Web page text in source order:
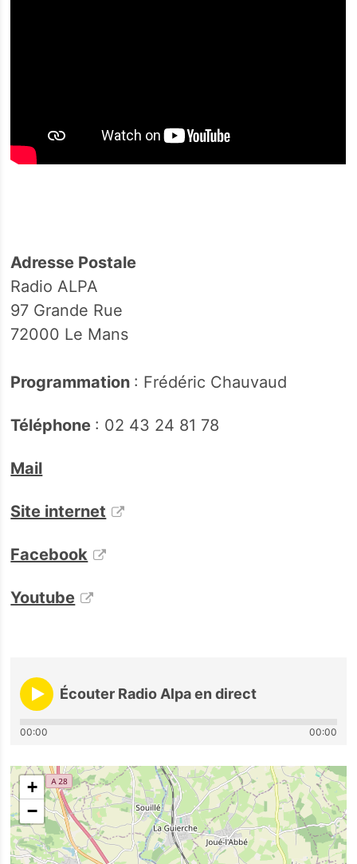
Adresse Postale
Radio ALPA
97 Grande Rue
72000 Le Mans
Programmation : Frédéric Chauvaud
Téléphone : 02 43 24 81 78
Mail
Site internet
Facebook
Youtube
Écouter Radio Alpa en direct
00:00 00:00
+
−